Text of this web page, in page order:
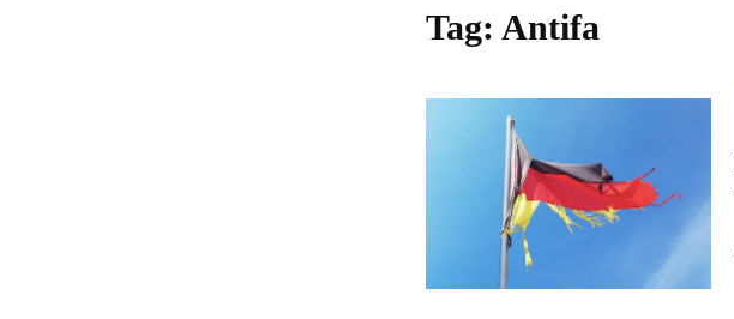
Tag: Antifa